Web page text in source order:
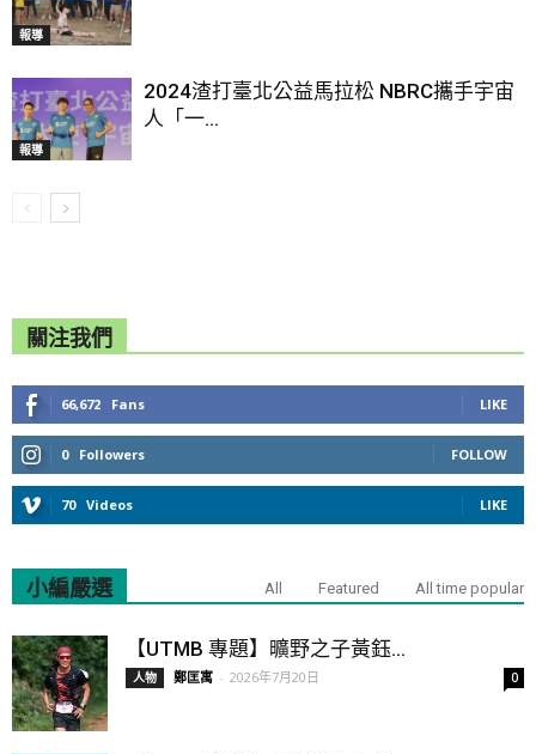
報導
報導
2024渣打臺北公益馬拉松 NBRC攜手宇宙
人「一...
關注我們
66,672 Fans LIKE
0 Followers FOLLOW
70 Videos LIKE
小編嚴選 All Featured All time popular
【UTMB 專題】曠野之子黃鈺...
人物 鄭匡寓 - 2026年7月20日 0